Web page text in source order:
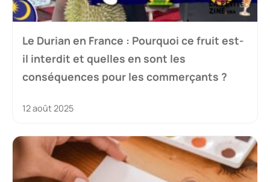
Le Durian en France : Pourquoi ce fruit est-
il interdit et quelles en sont les
conséquences pour les commerçants ?
12 août 2025